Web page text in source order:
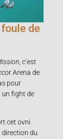
de
, c’est
Arena de
pour
un fight de
cet ovni
direction du